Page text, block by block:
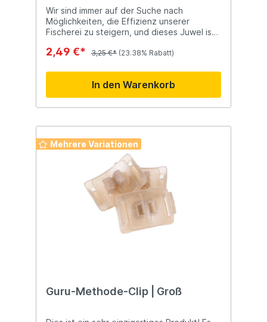
Wir sind immer auf der Suche nach
Möglichkeiten, die Effizienz unserer
Fischerei zu steigern, und dieses Juwel ist
Speedstop-System ermöglicht die
Soft-Pellets, Mais, Luncheon-Fleisch,
Boilies und Würmern im Handumdrehen.
2,49 €* 3,25 €* (23.38% Rabatt)
In den Warenkorb
Mehrere Variationen
Guru-Methode-Clip | Groß